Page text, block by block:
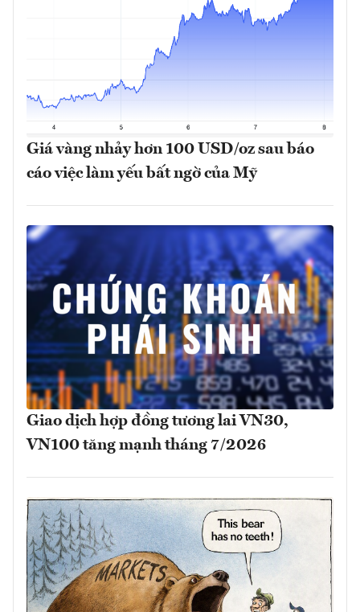
Giá vàng nhảy hơn 100 USD/oz sau báo
cáo việc làm yếu bất ngờ của Mỹ
Giao dịch hợp đồng tương lai VN30,
VN100 tăng mạnh tháng 7/2026